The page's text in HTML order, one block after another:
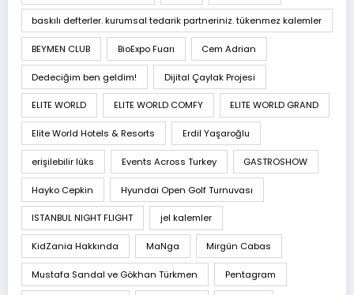
baskılı defterler. kurumsal tedarik partneriniz. tükenmez kalemler
BEYMEN CLUB BioExpo Fuarı Cem Adrian
Dedeciğim ben geldim! Dijital Çaylak Projesi
ELITE WORLD ELITE WORLD COMFY ELITE WORLD GRAND
Elite World Hotels & Resorts Erdil Yaşaroğlu
erişilebilir lüks Events Across Turkey GASTROSHOW
Hayko Cepkin Hyundai Open Golf Turnuvası
ISTANBUL NIGHT FLIGHT jel kalemler
KidZania Hakkında MaNga Mirgün Cabas
Mustafa Sandal ve Gökhan Türkmen Pentagram